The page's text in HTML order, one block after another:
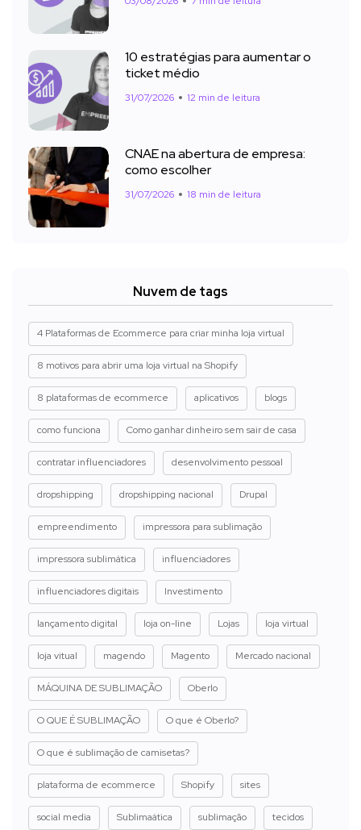
10 estratégias para aumentar o
ticket médio
31/07/2026 12 min de leitura
CNAE na abertura de empresa:
como escolher
31/07/2026 18 min de leitura
Nuvem de tags
4 Plataformas de Ecommerce para criar minha loja virtual
8 motivos para abrir uma loja virtual na Shopify
8 plataformas de ecommerce aplicativos blogs
como funciona Como ganhar dinheiro sem sair de casa
contratar influenciadores desenvolvimento pessoal
dropshipping dropshipping nacional Drupal
empreendimento impressora para sublimação
impressora sublimática influenciadores
influenciadores digitais Investimento
lançamento digital loja on-line Lojas loja virtual
loja vitual magendo Magento Mercado nacional
MÁQUINA DE SUBLIMAÇÃO Oberlo
O QUE É SUBLIMAÇÃO O que é Oberlo?
O que é sublimação de camisetas?
plataforma de ecommerce Shopify sites
social media Sublimaática sublimação tecidos